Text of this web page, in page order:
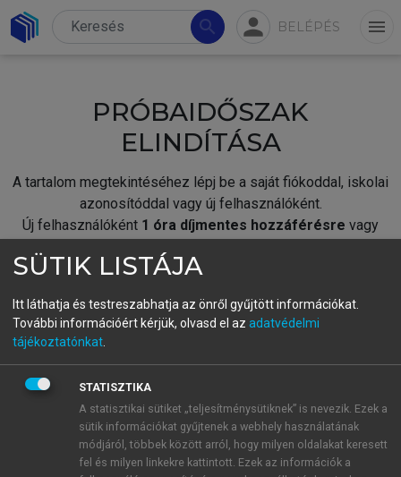
search person BELÉPÉS menu
PRÓBAIDŐSZAK
ELINDÍTÁSA
A tartalom megtekintéséhez lépj be a saját fiókoddal, iskolai
azonosítóddal vagy új felhasználóként.
Új felhasználóként 1 óra díjmentes hozzáférésre vagy
fiókoddal,vagy hozz létre új fiókot.
A regisztráció után apróbaidőszakautomatikusan
BELÉPÉS SAJÁT FIÓKKAL
ÚJ FIÓK LÉTREHOZÁSA
1 óra díjmentes hozzáférés
SÜTIK LISTÁJA
Itt láthatja és testreszabhatja az önről gyűjtött információkat.
További információért kérjük, olvasd el az adatvédelmi
tájékoztatónkat
STATISZTIKA
A statisztikai sütiket „teljesítménysütiknek” is nevezik. Ezek a
sütik információkat gyűjtenek a webhely használatának
módjáról, többek között arról, hogy milyen oldalakat keresett
fel és milyen linkekre kattintott. Ezek az információk a